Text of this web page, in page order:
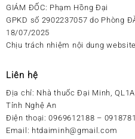
GIÁM ĐỐC: Phạm Hồng Đại
GPKD số 2902237057 do Phòng
18/07/2025
Chịu trách nhiệm nội dung
Liên hệ
Địa chỉ: Nhà thuốc Đại Minh,
Tỉnh Nghệ An
Điện thoại: 0969612188 –
Email: htdaiminh@gmail.com